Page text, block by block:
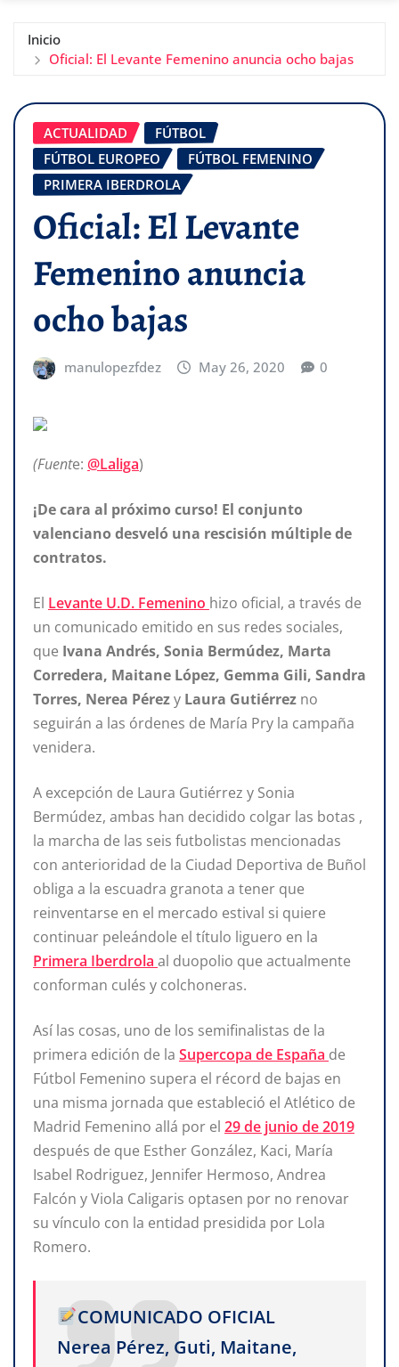
Inicio
Oficial: El Levante Femenino anuncia ocho bajas
ACTUALIDAD
FÚTBOL
FÚTBOL EUROPEO
FÚTBOL FEMENINO
PRIMERA IBERDROLA
Oficial: El Levante
Femenino anuncia
ocho bajas
manulopezfdez May 26, 2020 0
(Fuente: @Laliga)
¡De cara al próximo curso! El conjunto
valenciano desveló una rescisión múltiple de
contratos.
El Levante U.D. Femenino hizo oficial, a través de
un comunicado emitido en sus redes sociales,
que Ivana Andrés, Sonia Bermúdez, Marta
Corredera, Maitane López, Gemma Gili, Sandra
Torres, Nerea Pérezy Laura Gutiérrez no
seguirán a las órdenes de María Pry la campaña
venidera.
A excepción de Laura Gutiérrez y Sonia
Bermúdez, ambas han decidido colgar las botas ,
la marcha de las seis futbolistas mencionadas
con anterioridad de la Ciudad Deportiva de Buñol
obliga a la escuadra granota a tener que
reinventarse en el mercado estival si quiere
continuar peleándole el título liguero en la
Primera Iberdrola al duopolio que actualmente
conforman culés y colchoneras.
Así las cosas, uno de los semifinalistas de la
primera edición de la Supercopa de España de
Fútbol Femenino supera el récord de bajas en
una misma jornada que estableció el Atlético de
Madrid Femenino allá por el 29 de junio de 2019
después de que Esther González, Kaci, María
Isabel Rodriguez, Jennifer Hermoso, Andrea
Falcón y Viola Caligaris optasen por no renovar
su vínculo con la entidad presidida por Lola
Romero.
COMUNICADO OFICIAL
Nerea Pérez, Guti, Maitane,